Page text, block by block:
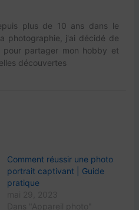
plus de 10 ans dans le
photographie, j'ai décidé de
pour partager mon hobby et
découvertes
Comment réussir une photo
portrait captivant | Guide
pratique